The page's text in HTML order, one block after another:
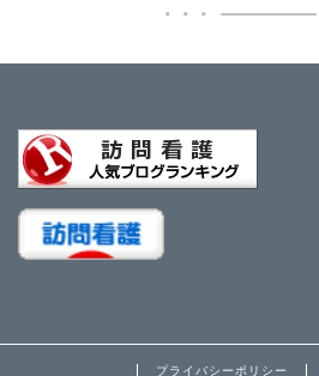
プライバシーポリシー